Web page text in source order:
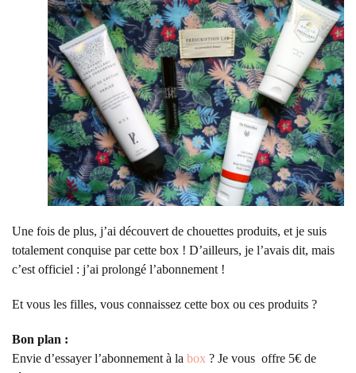
Une fois de plus, j’ai découvert de chouettes produits, et je suis
totalement conquise par cette box ! D’ailleurs, je l’avais dit, mais
c’est officiel : j’ai prolongé l’abonnement !
Et vous les filles, vous connaissez cette box ou ces produits ?
Bon plan :
Envie d’essayer l’abonnement à la box ? Je vous offre 5€ de